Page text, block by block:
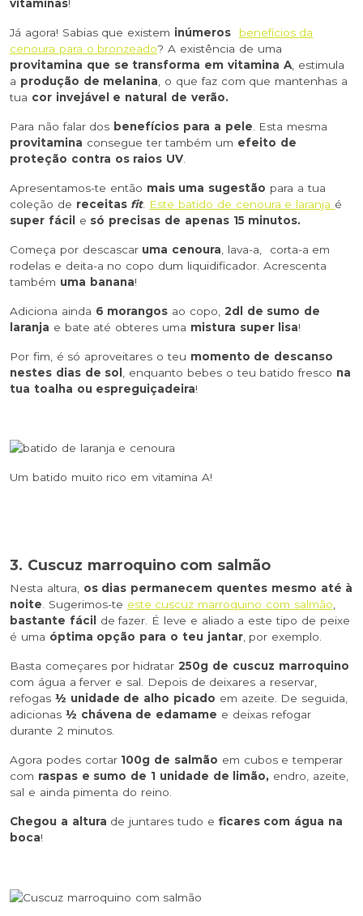
vitaminas!
Já agora! Sabias que existem inúmeros
benefícios da
cenoura para o bronzeado? A existência de uma
provitamina que se transforma em vitamina A, estimula
a produção de melanina , o que faz com que mantenhas a
tua cor invejável e natural de verão.
Para não falar dos benefícios para a pele . Esta mesma
provitamina consegue ter também um efeito de
proteção contra os raios UV
Apresentamos-te então mais uma sugestão para a tua
coleção de receitas fit. Este batido de cenoura e laranja é
super fácil e só precisas de apenas 15 minutos.
Começa por descascar uma cenoura , lava-a, corta-a em
rodelas e deita-a no copo dum liquidificador. Acrescenta
também uma banana!
Adiciona ainda 6 morangos ao copo, 2dl de sumo de
laranja e bate até obteres uma mistura super lisa!
Por fim, é só aproveitares o teu momento de descanso
nestes dias de sol
, enquanto bebes o teu batido fresco na
tua toalha ou espreguiçadeira!
Um batido muito rico em vitamina A!
3. Cuscuz marroquino com salmão
Nesta altura, os dias permanecem quentes mesmo até à
noite . Sugerimos-te este cuscuz marroquino com salmão
bastante fácil de fazer. É leve e aliado a este tipo de peixe
é uma óptima opção para o teu jantar, por exemplo.
Basta começares por hidratar250g de cuscuz marroquino
com água a ferver e sal. Depois de deixares a reservar,
refogas ½ unidade de alho picado em azeite. De seguida,
adicionas ½ chávena de edamame e deixas refogar
durante 2 minutos.
Agora podes cortar 100g de salmão em cubos e temperar
com raspas e sumo de 1 unidade de limão, endro, azeite,
sal e ainda pimenta do reino.
Chegou a altura de juntares tudo e ficares com água na
boca!